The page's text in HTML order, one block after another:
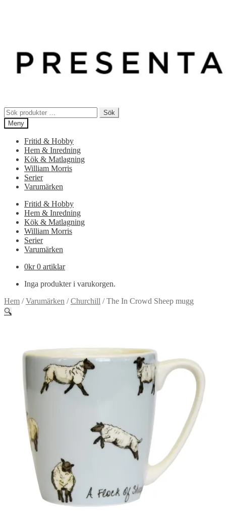
Sök
efter:
Sök
Meny
Fritid & Hobby
Hem & Inredning
Kök & Matlagning
William Morris
Serier
Varumärken
Fritid & Hobby
Hem & Inredning
Kök & Matlagning
William Morris
Serier
Varumärken
0kr 0 artiklar
Inga produkter i varukorgen.
Hem /Varumärken /Churchill /The In Crowd Sheep mugg
🔍